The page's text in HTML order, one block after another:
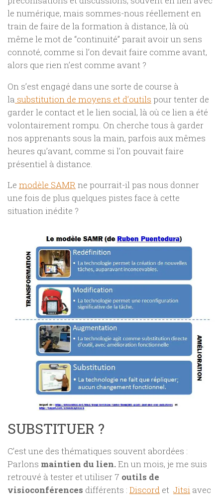
le numérique, mais sommes-nous réellement en
train de faire de la formation à distance, là où
même le mot de “continuité” parait avoir un sens
connoté, comme si l’on devait faire comme avant,
alors que rien n’est comme avant ?
On s’est engagé dans une sorte de course à
la substitution de moyens et d’outils pour tenter de
garder le contact et le lien social, là où ce lien a été
volontairement rompu. On cherche tous à garder
nos apprenants sous la main, parfois aux mêmes
heures qu’avant, comme si l’on pouvait faire
présentiel à distance.
Le modèle SAMR ne pourrait-il pas nous donner
une fois de plus quelques pistes face à cette
situation inédite ?
SUBSTITUER ?
C’est une des thématiques souvent abordées :
Parlons maintien du lien.En un mois, je me suis
retrouvé à tester et utiliser 7 outils de
visioconférences différents : Discord et Jitsi avec